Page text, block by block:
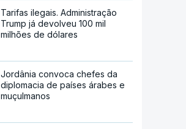
Tarifas ilegais. Administração
Trump já devolveu 100 mil
milhões de dólares
Jordânia convoca chefes da
diplomacia de países árabes e
muçulmanos